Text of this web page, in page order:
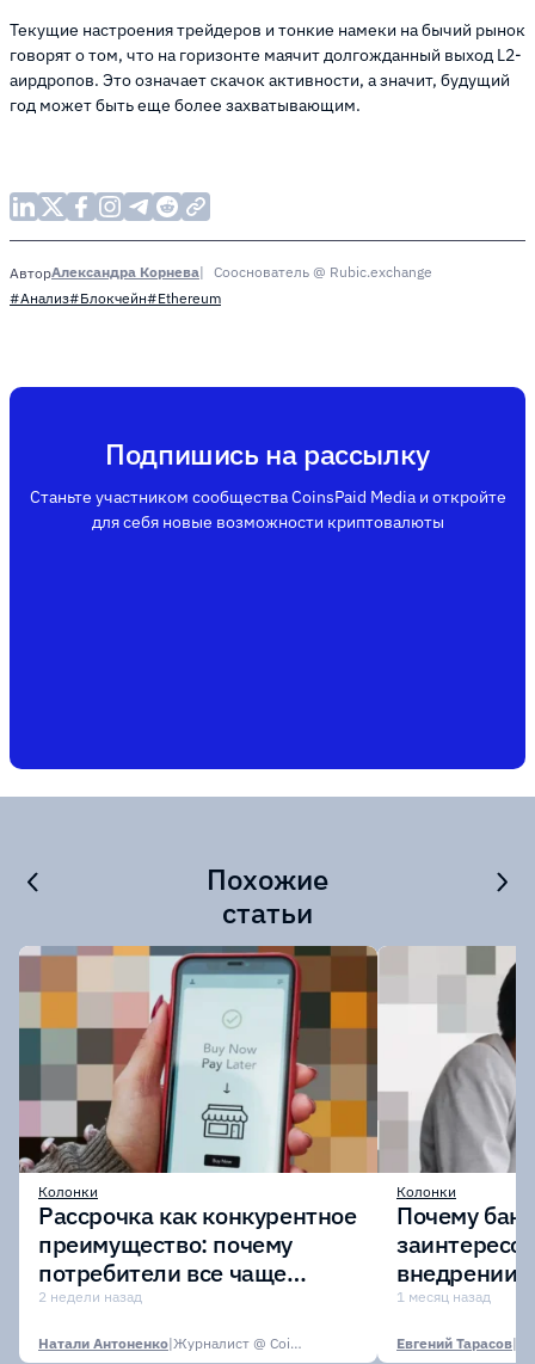
Текущие настроения трейдеров и тонкие намеки на бычий рынок
говорят о том, что на горизонте маячит долгожданный выход L2-
аирдропов. Это означает скачок активности, а значит, будущий
год может быть еще более захватывающим.
АвторАлександра Корнева
Сооснователь @ Rubic.exchange
#Анализ#Блокчейн#Ethereum
Подпишись на рассылку
Станьте участником сообщества CoinsPaid Media и откройте
для себя новые возможности криптовалюты
Похожие
статьи
Колонки
Рассрочка как конкурентное
преимущество: почему
потребители все чаще
выбирают оплату частями?
2 недели назад
Натали Антоненко| Журналист @ CoinsPaid Media
Колонки
Почему
внедрении
депозитов
1 месяц назад
Евгений Тарасов|